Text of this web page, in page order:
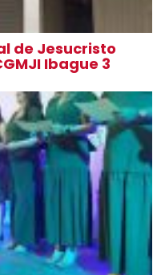
de Jesucristo
Ibague 3